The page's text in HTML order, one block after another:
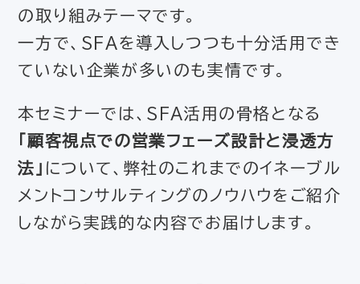
の取り組みテーマです。
一方で、SFAを導入しつつも十分活用でき
ていない企業が多いのも実情です。
本セミナーでは、SFA活用の骨格となる
「顧客視点での営業フェーズ設計と浸透方
法」 について、弊社のこれまでのイネーブル
メントコンサルティングのノウハウをご紹介
しながら実践的な内容でお届けします。